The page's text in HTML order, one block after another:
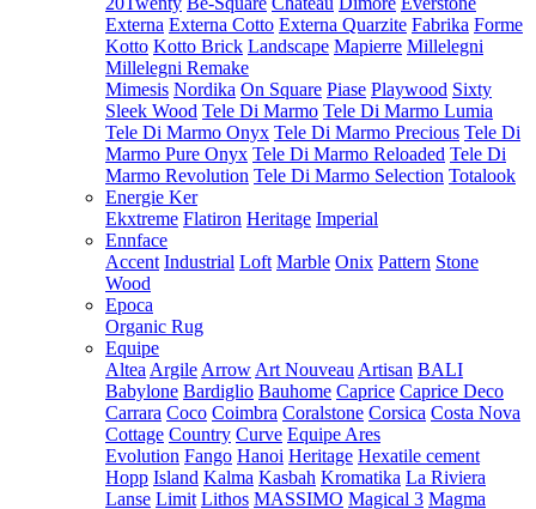
Externa Externa Cotto Externa Quarzite Fabrika Forme
Kotto Kotto Brick Landscape Mapierre Millelegni
Millelegni Remake
Mimesis Nordika On Square Piase Playwood Sixty
Sleek Wood Tele Di Marmo Tele Di Marmo Lumia
Tele Di Marmo Onyx Tele Di Marmo Precious Tele Di
Marmo Pure Onyx Tele Di Marmo Reloaded Tele Di
Marmo Revolution Tele Di Marmo Selection Totalook
Energie Ker
Ekxtreme Flatiron Heritage Imperial
Ennface
Accent Industrial Loft Marble Onix Pattern Stone
Wood
Epoca
Organic Rug
Equipe
Altea Argile Arrow Art Nouveau Artisan BALI
Babylone Bardiglio Bauhome Caprice Caprice Deco
Carrara Coco Coimbra Coralstone Corsica Costa Nova
Cottage Country Curve Equipe Ares
Evolution Fango Hanoi Heritage Hexatile cement
Hopp Island Kalma Kasbah Kromatika La Riviera
Lanse Limit Lithos MASSIMO Magical 3 Magma